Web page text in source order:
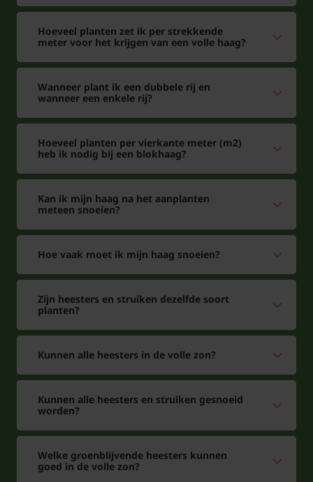
tuinplantenwinkel.nl ze pot gekweekt levert zult u
veel plezier aan uw Photinia fraseri beleven.
Zeker alshaagplantis deze plant geschikt en in het
voorjaar loopt de haag goed uit met het jonge blad
dat dan extra rood is. Dit gebeurd nog een keer als
hij zijn tweede groei met het jonge blad krijgt, de
nieuwe scheuten zijn het diepste rood en daarna
We bieden de Glansmispel Red Robin aan tegen
aantrekkelijke prijzen en zeker voor haagplanten is
Veelgestelde vragen over Photinia
fraseri Red Robin
Photinia fraseri red robin met witte
bloemen zijn er andere kleuren ?
Antwoord: De Photinia fraseri Red Robin,
is niet te koop met andere bloemen.
Hoeveel planten zet ik per strekkende
meter voor het krijgen van een volle haag?
Wanneer plant ik een dubbele rij en
wanneer een enkele rij?
Hoeveel planten per vierkante meter (m2)
heb ik nodig bij een blokhaag?
Kan ik mijn haag na het aanplanten
meteen snoeien?
Hoe vaak moet ik mijn haag snoeien?
Zijn heesters en struiken dezelfde soort
planten?
Kunnen alle heesters in de volle zon?
Kunnen alle heesters en struiken gesnoeid
worden?
Welke groenblijvende heesters kunnen
goed in de volle zon?